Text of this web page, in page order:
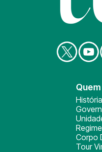
História
Corpo
Tour